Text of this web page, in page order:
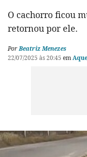
O cachorro ficou
retornou por ele.
PorBeatriz Menezes
22/07/2025 às 20:45 em